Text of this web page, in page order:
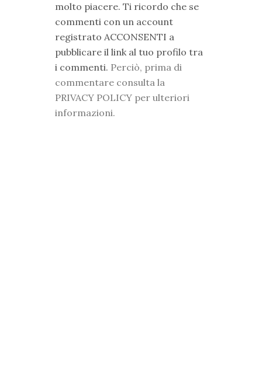
molto piacere. Ti ricordo che se
commenti con un account
registrato ACCONSENTI a
pubblicare il link al tuo profilo tra
i commenti. Perciò, prima di
commentare consulta la
PRIVACY POLICY per ulteriori
informazioni.